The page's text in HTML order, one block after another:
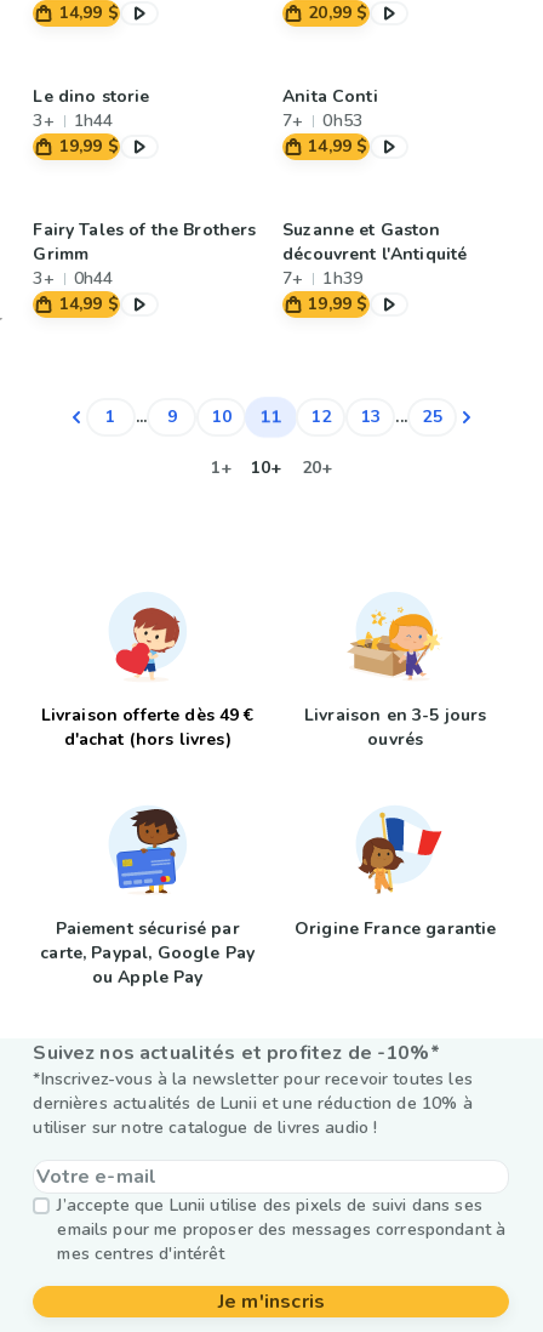
14,99 $
20,99 $
Le dino storie
3+
1h44
19,99 $
Anita Conti
7+
0h53
14,99 $
Fairy Tales of the Brothers
Grimm
3+
0h44
14,99 $
Suzanne et Gaston
découvrent l'Antiquité
7+
1h39
19,99 $
1 ... 9 10 11 12 13 ... 25
1+ 10+ 20+
Livraison offerte dès 49 €
d'achat (hors livres)
Livraison en 3-5 jours
ouvrés
Paiement sécurisé par
carte, Paypal, Google Pay
ou Apple Pay
Origine France garantie
Suivez nos actualités et profitez de -10%*
*Inscrivez-vous à la newsletter pour recevoir toutes les
dernières actualités de Lunii et une réduction de 10% à
utiliser sur notre catalogue de livres audio !
J’accepte que Lunii utilise des pixels de suivi dans ses
emails pour me proposer des messages correspondant à
mes centres d'intérêt
Je m'inscris